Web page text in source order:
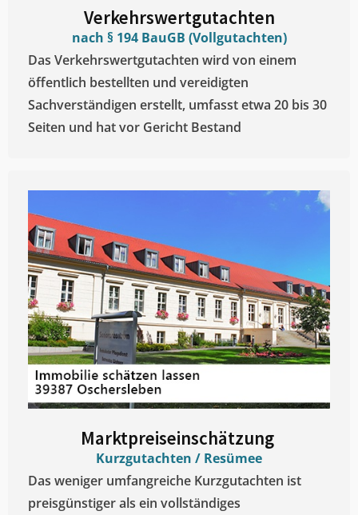
Verkehrswertgutachten
nach § 194 BauGB (Vollgutachten)
Das Verkehrswertgutachten wird von einem
öffentlich bestellten und vereidigten
Sachverständigen erstellt, umfasst etwa 20 bis 30
Seiten und hat vor Gericht Bestand
Marktpreiseinschätzung ​
Kurzgutachten / Resümee
Das weniger umfangreiche Kurzgutachten ist
preisgünstiger als ein vollständiges